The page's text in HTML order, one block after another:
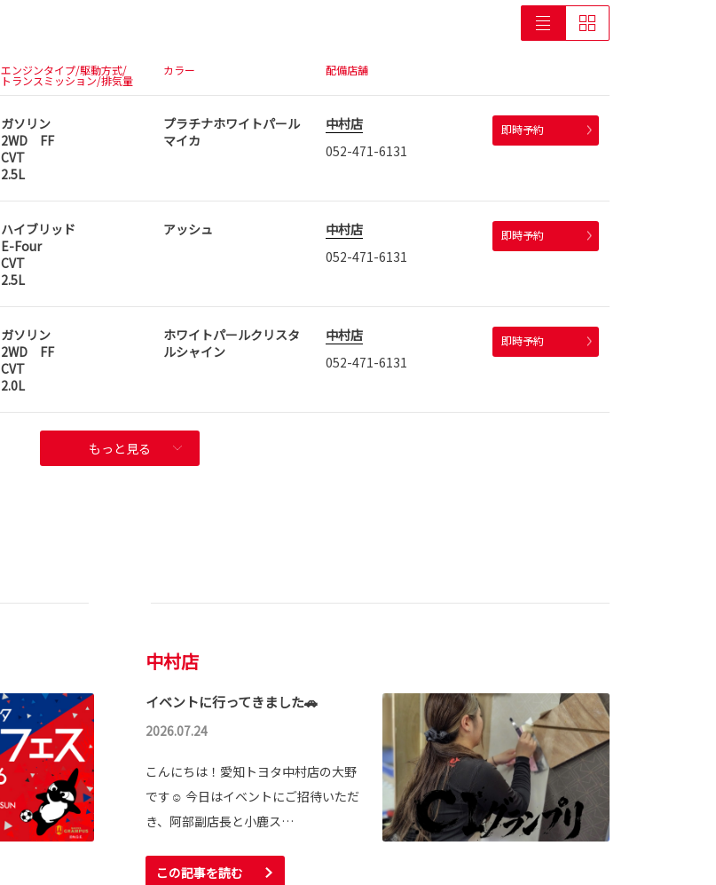
エンジンタイプ/駆動方式/
トランスミッション/排気量
カラー 配備店舗
ガソリン
2WD FF
CVT
2.5L
プラチナホワイトパール
マイカ
中村店
052-471-6131
即時予約
ハイブリッド
E-Four
CVT
2.5L
アッシュ
中村店
052-471-6131
即時予約
ガソリン
2WD FF
CVT
2.0L
ホワイトパールクリスタ
ルシャイン
中村店
052-471-6131
即時予約
もっと見る
中村店
イベントに行ってきました🚗
2026.07.24
こんにちは！愛知トヨタ中村店の大野
です☺ 今日はイベントにご招待いただ
き、阿部副店長と小鹿ス…
この記事を読む